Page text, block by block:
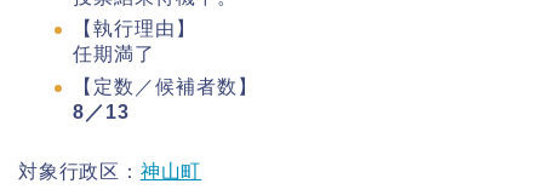
【執行理由】
任期満了
【定数／候補者数】
8／13
対象行政区： 神山町